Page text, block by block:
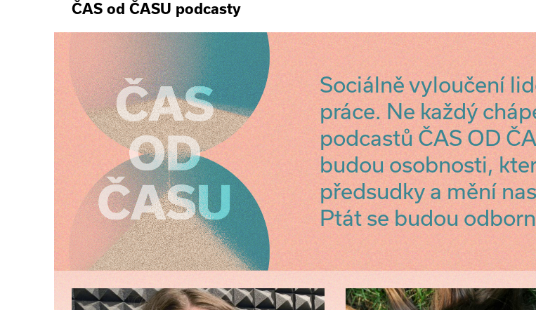
ČAS od ČASU podcasty
Sociálně vyloučení
práce. Ne každý
podcastů ČAS OD
budou osobnosti,
předsudky a mění
Ptát se budou